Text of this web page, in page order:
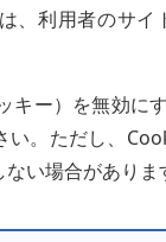
、利用者のサ
キー）を無効に
い。ただし、
い場合がありま